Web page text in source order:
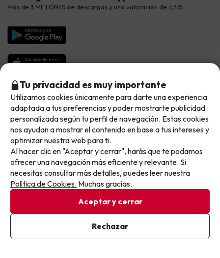
No llegas tarde: llegas al siguiente.
Este chollo ya ha caducado, pero cada día lanzamos
nuevas oportunidades para viajar mejor y pagar
menos.
Apúntate y que el próximo no se te escape.
Pon tu mejor e-mail
Ya estoy suscrito
Al suscribirte, confirmas haber leído y estar de acuerdo con la
Viajes para grupos
Hoteles Salou
Chollos con Todo Incluido
Chollos en la playa
Chollos con Vuelo Incluido
Selección de la Newsletter
Los favoritos de nuestros clientes
Vacaciones en Octubre
Vacaciones en Noviembre
Preguntas frecuentes
Más de 3 MILLONES de descargas y una valoración de 4,7/5.
Métodos de pago disponibles
Condiciones generales
Privacidad datos
Política de cookies
Viajes para ti S.L.U. Copyright © Buscounchollo.com 2010 -
Tu privacidad es muy importante
Utilizamos cookies únicamente para darte una experiencia
adaptada a tus preferencias y poder mostrarte publicidad
personalizada según tu perfil de navegación. Estas cookies
nos ayudan a mostrar el contenido en base a tus intereses y
optimizar nuestra web para ti.
Al hacer clic en "Aceptar y cerrar", harás que te podamos
ofrecer una navegación más eficiente y relevante. Si
necesitas consultar más detalles, puedes leer nuestra
Política de Cookies. Muchas gracias.
Aceptar y cerrar
Rechazar